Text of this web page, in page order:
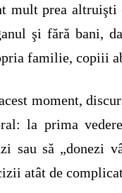
mult prea altruişti
şi fără bani,
familie, copiii
moment,
la prima
sau să „donezi
atât de